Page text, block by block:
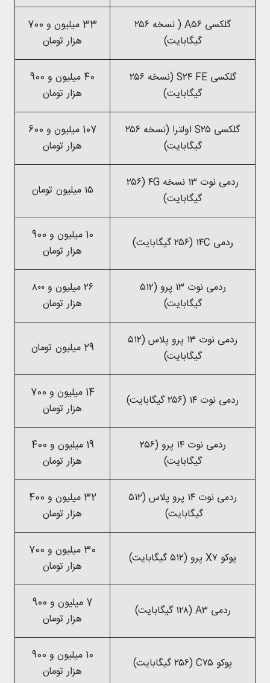
گلکسی A۵۶ ( نسخه ۲۵۶
گیگابایت)
33 میلیون و 700
هزار تومان
گلکسی S۲۴ FE (نسخه ۲۵۶
گیگابایت)
40 میلیون و 900
هزار تومان
گلکسی S۲۵ اولترا (نسخه ۲۵۶
گیگابایت)
107 میلیون و 600
هزار تومان
ردمی نوت ۱۳ نسخه ۴G (۲۵۶
گیگابایت)
۱۵ میلیون تومان
ردمی ۱۴C (۲۵۶ گیگابایت)
10 میلیون و 900
هزار تومان
ردمی نوت ۱۳ پرو (۵۱۲
گیگابایت)
۲۶ میلیون و ۸۰۰
هزار تومان
ردمی نوت ۱۳ پرو پلاس (۵۱۲
گیگابایت)
29 میلیون تومان
ردمی نوت ۱۴ (۲۵۶ گیگابایت)
14 میلیون و 700
هزار تومان
ردمی نوت ۱۴ پرو (۲۵۶
گیگابایت)
19 میلیون و 400
هزار تومان
ردمی نوت ۱۴ پرو پلاس (۵۱۲
گیگابایت)
32 میلیون و 400
هزار تومان
پوکو X۷ پرو (۵۱۲ گیگابایت)
30 میلیون و 700
هزار تومان
ردمی A۳ (۱۲۸ گیگابایت)
7 میلیون و 900
هزار تومان
پوکو C۷۵ (۲۵۶ گیگابایت)
10 میلیون و 900
هزار تومان